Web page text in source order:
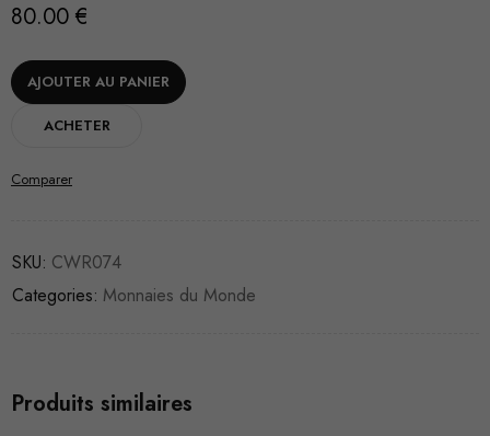
80.00 €
AJOUTER AU PANIER
ACHETER
Comparer
SKU: CWR074
Categories: Monnaies du Monde
Produits similaires